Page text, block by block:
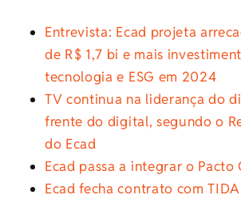
Entrevista: Ecad projeta
de R$ 1,7 bi e mais
tecnologia e ESG em 2024
TV continua na liderança do
frente do digital, segundo o
do Ecad
Ecad passa a integrar o Pacto
Ecad fecha contrato com